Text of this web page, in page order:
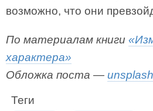
возможно, что они
По материалам книги
характера»
Обложка поста —
Теги